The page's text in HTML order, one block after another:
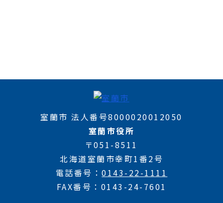
室蘭市 法人番号8000020012050
室蘭市役所
〒051-8511
北海道室蘭市幸町1番2号
電話番号
0143-22-1111
FAX番号
0143-24-7601